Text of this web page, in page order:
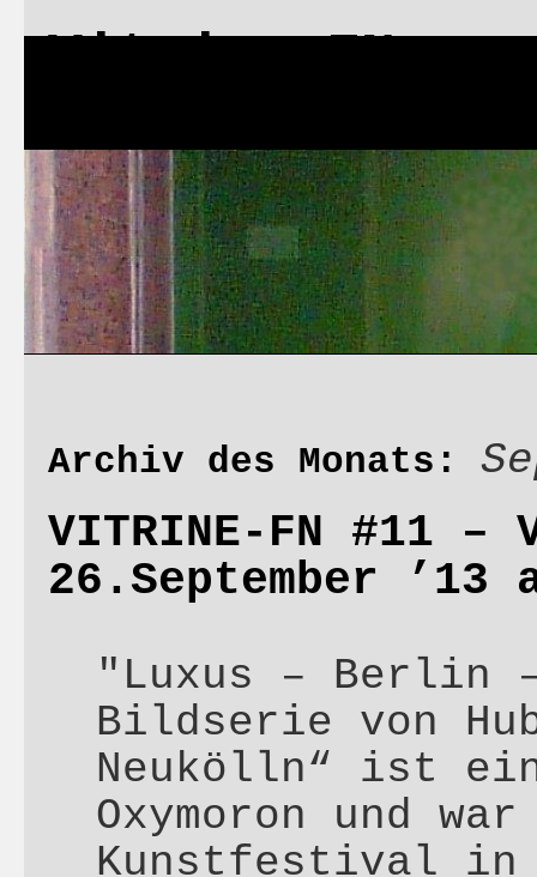
Vitrine FN
Archiv des Monats:
VITRINE-FN #11 –
26.September ’13
"Luxus – Berlin
Bildserie von
Neukölln“ ist
Oxymoron und
Kunstfestival in